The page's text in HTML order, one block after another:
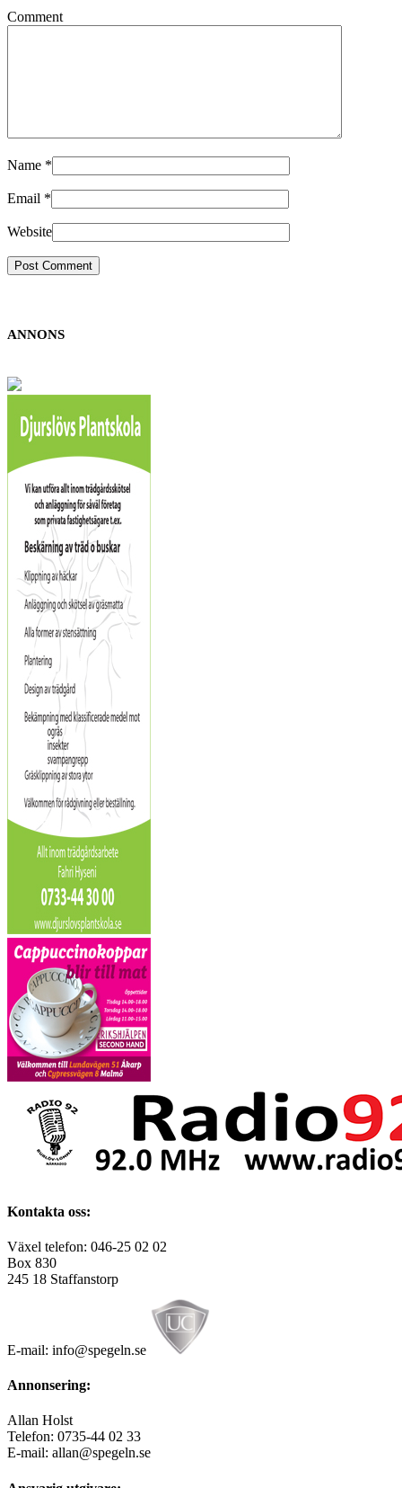
Comment
Name *
Email *
Website
ANNONS
Kontakta oss:
Växel telefon: 046-25 02 02
Box 830
245 18 Staffanstorp
E-mail: info@spegeln.se
Annonsering:
Allan Holst
Telefon: 0735-44 02 33
E-mail: allan@spegeln.se